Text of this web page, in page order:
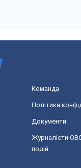
Команда
Політика
Документи
Журналісти
подій